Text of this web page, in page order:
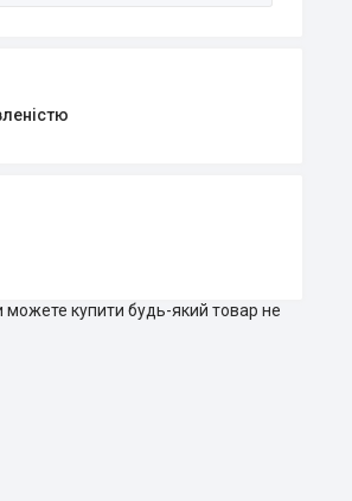
можете купити будь-який товар не